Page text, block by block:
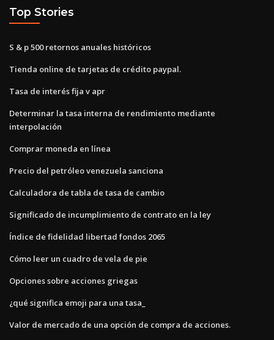
Top Stories
S & p 500 retornos anuales históricos
Tienda online de tarjetas de crédito paypal.
Tasa de interés fija v apr
Determinar la tasa interna de rendimiento mediante
interpolación
Comprar moneda en línea
Precio del petróleo venezuela sanciona
Calculadora de tabla de tasa de cambio
Significado de incumplimiento de contrato en la ley
Índice de fidelidad libertad fondos 2065
Cómo leer un cuadro de vela de pie
Opciones sobre acciones griegas
¿qué significa emoji para una tasa_
Valor de mercado de una opción de compra de acciones.